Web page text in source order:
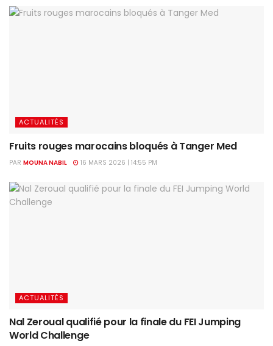
ACTUALITÉS
Fruits rouges marocains bloqués à Tanger Med
PAR MOUNA NABIL 16 MARS 2026 | 14:55 PM
ACTUALITÉS
Nal Zeroual qualifié pour la finale du FEI Jumping
World Challenge